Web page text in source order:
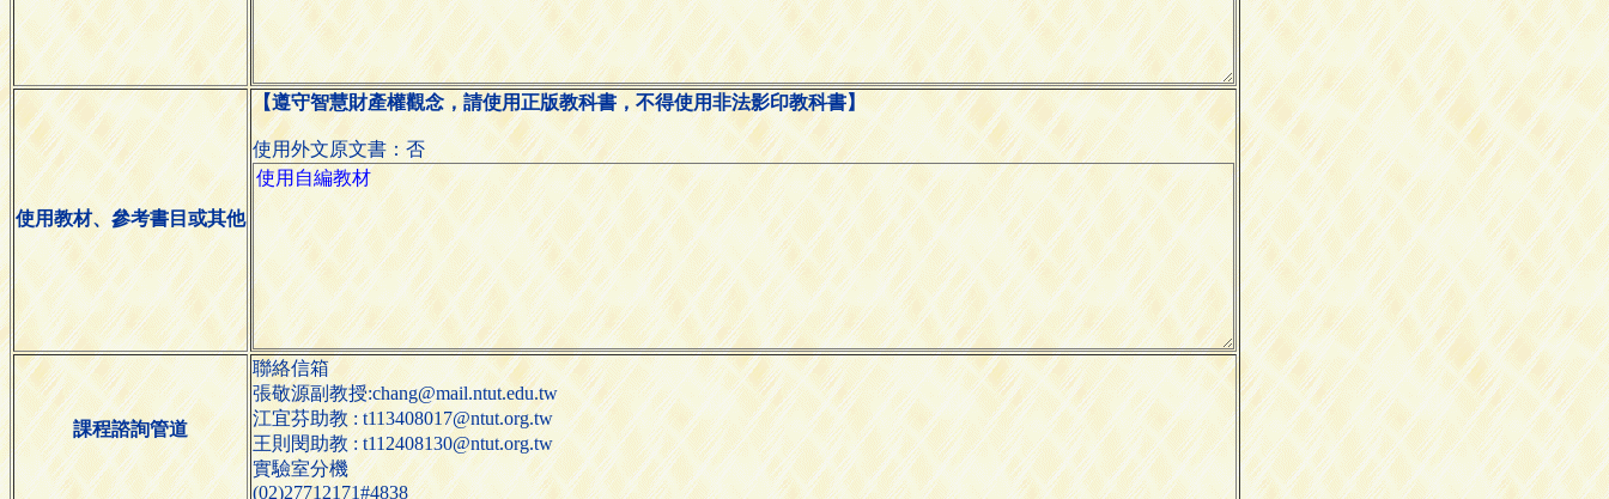
使用教材、參考書目或其他
【遵守智慧財產權觀念，請使用正版教科書，不得使用非法影印教科書】
使用外文原文書：否
課程諮詢管道
聯絡信箱
張敬源副教授:chang@mail.ntut.edu.tw
江宜芬助教 : t113408017@ntut.org.tw
王則閔助教 : t112408130@ntut.org.tw
實驗室分機
(02)27712171#4838